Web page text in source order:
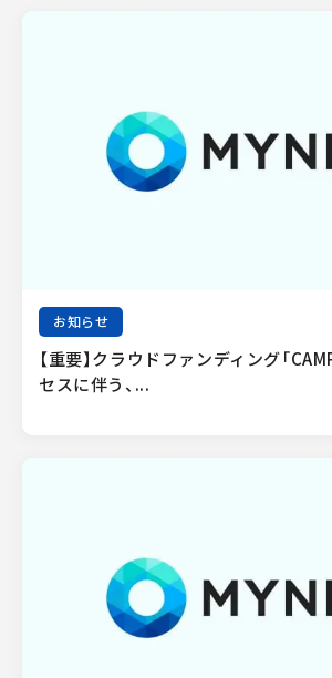
お知らせ
【重要】クラウドファンディング「
セスに伴う、...